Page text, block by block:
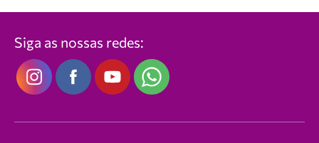
Siga as nossas redes: